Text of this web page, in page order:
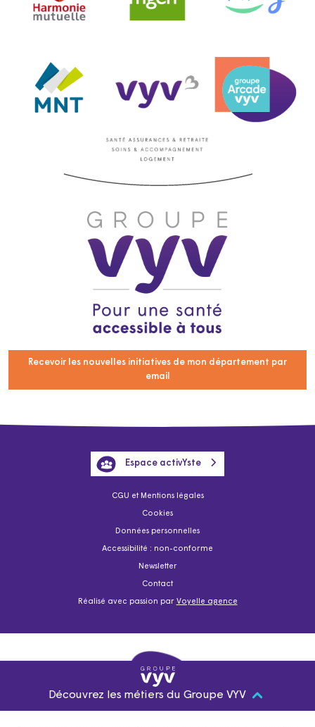
Recevoir les nouvelles initiatives de mon département par
email
CGU et Mentions légales
Cookies
Données personnelles
Accessibilité : non-conforme
Newsletter
Contact
Réalisé avec passion par Voyelle agence
Espace activYste
Découvrez les métiers du Groupe VYV